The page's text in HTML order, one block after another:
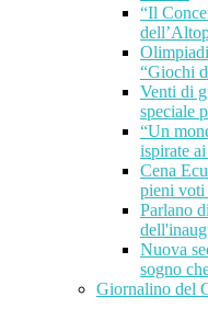
“Il
“Giochi
Venti di
speciale
“Un
ispirate
Cena
pieni voti
Parlano
Nuova
sogno
Giornalino del